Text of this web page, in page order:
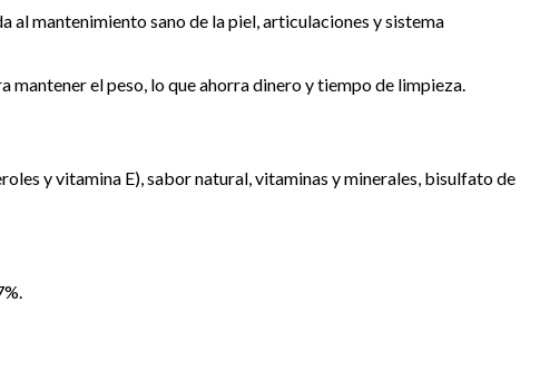
al mantenimiento sano de la piel, articulaciones y sistema
el peso, lo que ahorra dinero y tiempo de limpieza.
y vitamina E), sabor natural, vitaminas y minerales, bisulfato de